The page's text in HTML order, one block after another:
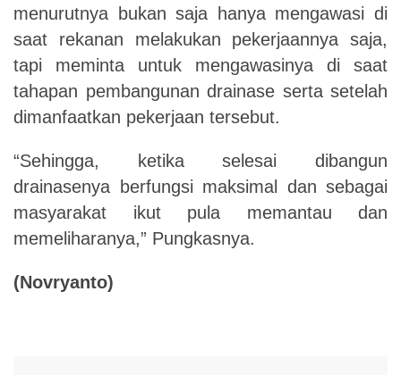
menurutnya bukan saja hanya mengawasi di
saat rekanan melakukan pekerjaannya saja,
tapi meminta untuk mengawasinya di saat
tahapan pembangunan drainase serta setelah
dimanfaatkan pekerjaan tersebut.
“Sehingga, ketika selesai dibangun
drainasenya berfungsi maksimal dan sebagai
masyarakat ikut pula memantau dan
memeliharanya,” Pungkasnya.
(Novryanto)